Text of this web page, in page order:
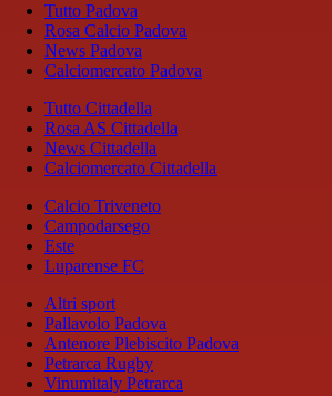
Tutto Padova
Rosa Calcio Padova
News Padova
Calciomercato Padova
Tutto Cittadella
Rosa AS Cittadella
News Cittadella
Calciomercato Cittadella
Calcio Triveneto
Campodarsego
Este
Luparense FC
Altri sport
Pallavolo Padova
Antenore Plebiscito Padova
Petrarca Rugby
Vinumitaly Petrarca